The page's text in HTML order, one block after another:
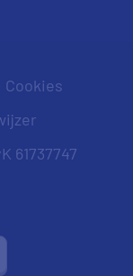
Cookies
61737747